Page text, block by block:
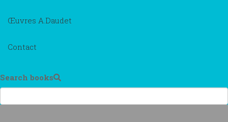
Œuvres A.Daudet
Contact
Search books